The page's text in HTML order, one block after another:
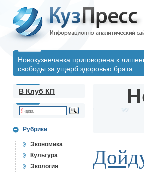
Новокузнечанка приговорена к
свободы за ущерб здоровью брата
В Клуб КП
Рубрики
Экономика
Культура
Экология